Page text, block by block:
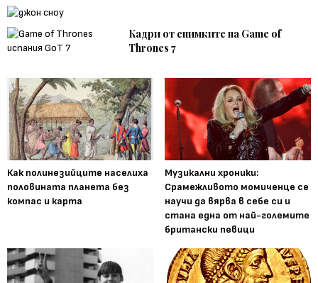
Кадри от снимките на Game of
Thrones 7
Как полинезийците населиха
половината планета без
компас и карта
Музикални хроники:
Срамежливото момиченце се
научи да вярва в себе си и
стана една от най-големите
британски певици